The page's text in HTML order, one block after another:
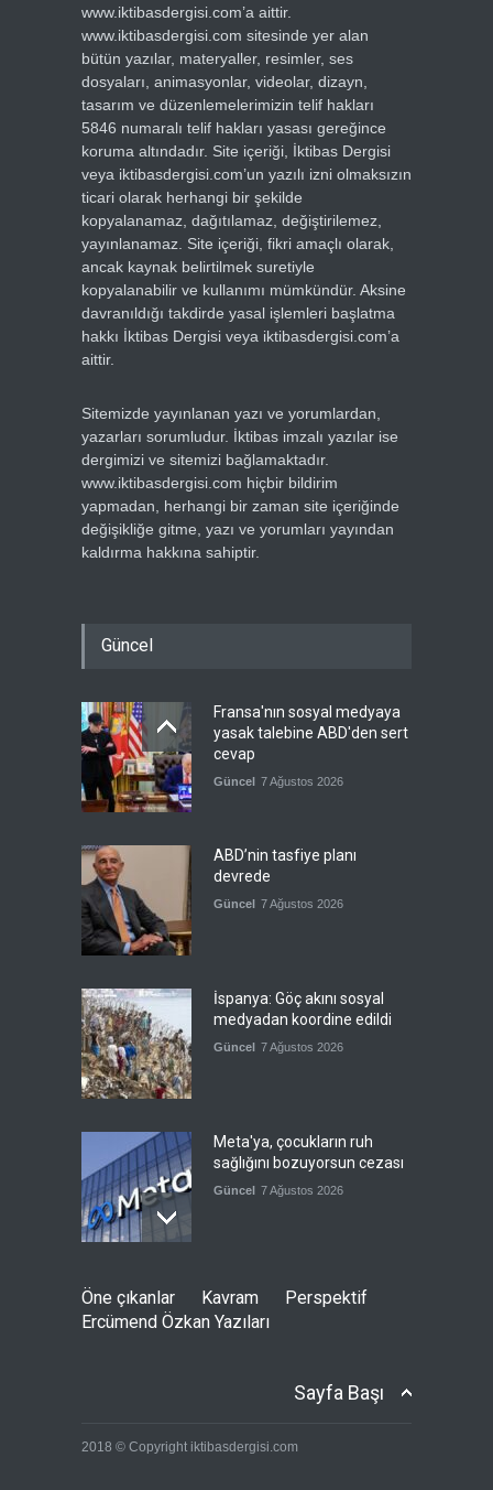
www.iktibasdergisi.com’a aittir.
www.iktibasdergisi.com sitesinde yer alan
bütün yazılar, materyaller, resimler, ses
dosyaları, animasyonlar, videolar, dizayn,
tasarım ve düzenlemelerimizin telif hakları
5846 numaralı telif hakları yasası gereğince
koruma altındadır. Site içeriği, İktibas Dergisi
veya iktibasdergisi.com’un yazılı izni olmaksızın
ticari olarak herhangi bir şekilde
kopyalanamaz, dağıtılamaz, değiştirilemez,
yayınlanamaz. Site içeriği, fikri amaçlı olarak,
ancak kaynak belirtilmek suretiyle
kopyalanabilir ve kullanımı mümkündür. Aksine
davranıldığı takdirde yasal işlemleri başlatma
hakkı İktibas Dergisi veya iktibasdergisi.com’a
aittir.
Sitemizde yayınlanan yazı ve yorumlardan,
yazarları sorumludur. İktibas imzalı yazılar ise
dergimizi ve sitemizi bağlamaktadır.
www.iktibasdergisi.com hiçbir bildirim
yapmadan, herhangi bir zaman site içeriğinde
değişikliğe gitme, yazı ve yorumları yayından
kaldırma hakkına sahiptir.
Güncel
Fransa'nın sosyal medyaya
yasak talebine ABD'den sert
cevap
Güncel 7 Ağustos 2026
ABD’nin tasfiye planı
devrede
Güncel 7 Ağustos 2026
İspanya: Göç akını sosyal
medyadan koordine edildi
Güncel 7 Ağustos 2026
Meta'ya, çocukların ruh
sağlığını bozuyorsun cezası
Güncel 7 Ağustos 2026
Futbol endüstrisinde kavga
devam ediyor
Pakistan savunma
Öne çıkanlar Kavram
Perspektif
Ercümend Özkan Yazıları
Sayfa Başı
2018 © Copyright iktibasdergisi.com